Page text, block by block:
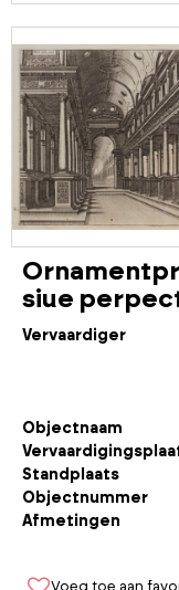
siue
Vervaardiger
Objectnaam
Standplaats
Objectnummer
Afmetingen